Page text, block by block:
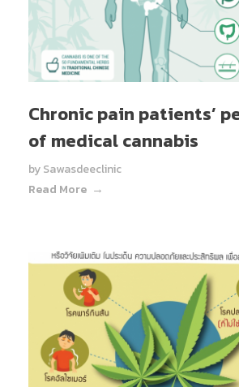
Chronic pain patients’
of medical cannabis
bySawasdeeclinic
Read More